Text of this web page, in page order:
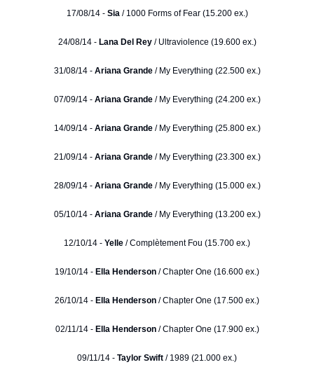
17/08/14 - Sia / 1000 Forms of Fear (15.200 ex.)
24/08/14 -Lana Del Rey/ Ultraviolence (19.600 ex.)
31/08/14 - Ariana Grande/ My Everything (22.500 ex.)
07/09/14 - Ariana Grande/ My Everything (24.200 ex.)
14/09/14 - Ariana Grande/ My Everything (25.800 ex.)
21/09/14 - Ariana Grande/ My Everything (23.300 ex.)
28/09/14 - Ariana Grande/ My Everything (15.000 ex.)
05/10/14 -Ariana Grande/ My Everything (13.200 ex.)
12/10/14 - Yelle / Complètement Fou (15.700 ex.)
19/10/14 - Ella Henderson / Chapter One (16.600 ex.)
26/10/14 - Ella Henderson / Chapter One (17.500 ex.)
02/11/14 - Ella Henderson/ Chapter One (17.900 ex.)
09/11/14 - Taylor Swift / 1989 (21.000 ex.)